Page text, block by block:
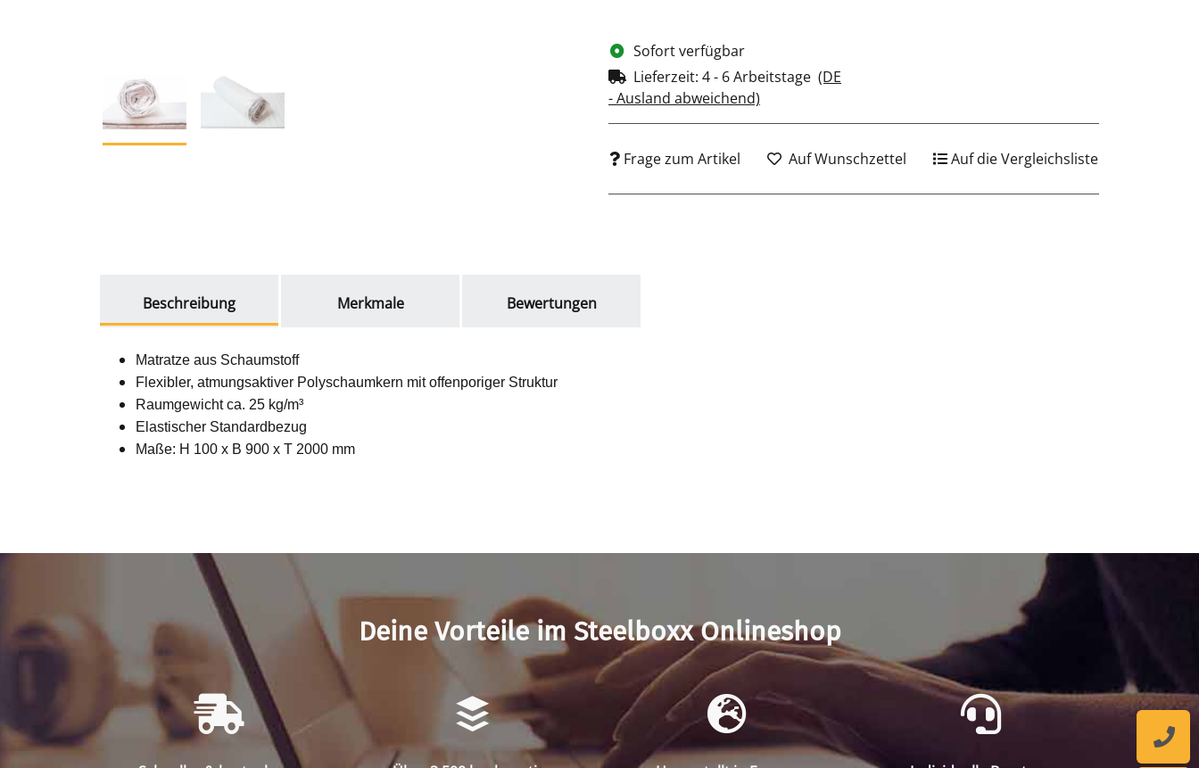
Sofort verfügbar
Lieferzeit: 4 - 6 Arbeitstage (DE
- Ausland abweichend)
Frage zum Artikel Auf Wunschzettel Auf die Vergleichsliste
Beschreibung
Merkmale Bewertungen
Matratze aus Schaumstoff
Flexibler, atmungsaktiver Polyschaumkern mit offenporiger Struktur
Raumgewicht ca. 25 kg/m³
Elastischer Standardbezug
Maße: H 100 x B 900 x T 2000 mm
Deine Vorteile im Steelboxx Onlineshop